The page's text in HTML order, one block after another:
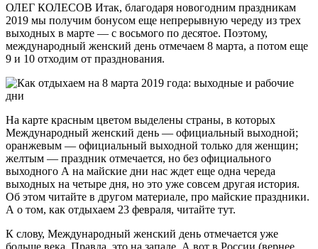
ОЛЕГ КОЛЕСОВ Итак, благодаря новогодним праздникам
2019 мы получим бонусом еще непрерывную череду из трех
выходных в марте — с восьмого по десятое. Поэтому,
международный женский день отмечаем 8 марта, а потом еще
9 и 10 отходим от празднования.
На карте красным цветом выделены страны, в которых
Международный женский день — официальный выходной;
оранжевым — официальный выходной только для женщин;
желтым — праздник отмечается, но без официального
выходного А на майские дни нас ждет еще одна череда
выходных на четыре дня, но это уже совсем другая история.
Об этом читайте в другом материале, про майские праздники.
А о том, как отдыхаем 23 февраля, читайте тут.
К слову, Международный женский день отмечается уже
больше века. Правда, это на западе. А вот в России (вернее,